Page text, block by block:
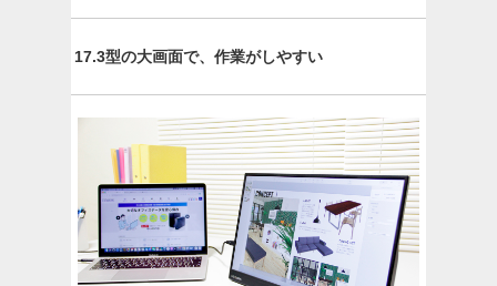
17.3型の大画面で、作業がしやすい